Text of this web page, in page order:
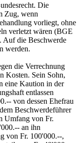
Die
Zug, wenn
vorliegt, ohne
verletzt wären (BGE
Auf die Beschwerde
werden.
die Verrechnung
Kosten. Sein Sohn,
eine Kaution in der
entlassen
von dessen Ehefrau
Beschwerdeführer
Umfang von Fr.
an ihn
von Fr. 100'000.--,